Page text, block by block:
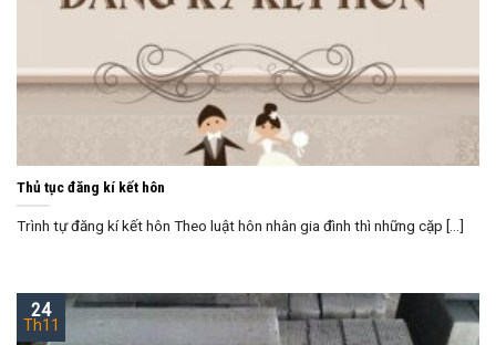
Thủ tục đăng kí kết hôn
Trình tự đăng kí kết hôn Theo luật hôn nhân gia đình thì những cặp [...]
24
Th11